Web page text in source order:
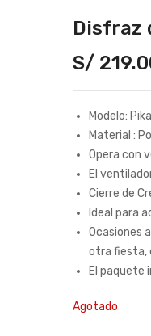
Disfraz
S/
Modelo:
Material :
Opera con
El
Cierre de
Ideal para
Ocasiones
otra fiesta,
El paquete
Agotado